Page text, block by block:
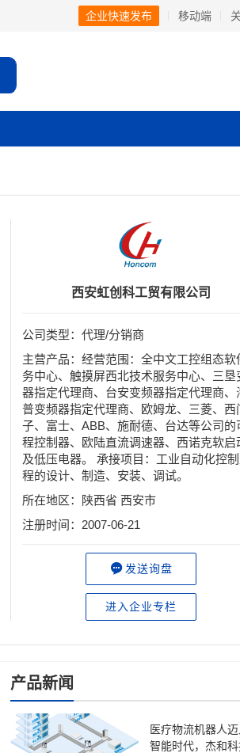
企业快速发布 移动端
西安虹创科工贸有限公司
公司类型：代理/分销商
主营产品：经营范围：全中文工控组态软
务中心、触摸屏西北技术服务中心、三垦
器指定代理商、台安变频器指定代理商、
普变频器指定代理商、欧姆龙、三菱、西
子、富士、ABB、施耐德、台达等公司的
程控制器、欧陆直流调速器、西诺克软启
及低压电器。 承接项目：工业自动化控
程的设计、制造、安装、调试。
所在地区：陕西省 西安市
注册时间：2007-06-21
发送询盘
进入企业专栏
产品新闻
医疗物流机器人
智能时代，杰和